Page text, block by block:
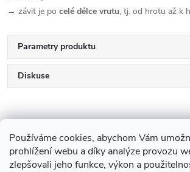
Používáme cookies, abychom Vám
prohlížení webu a díky analýze provozu
zlepšovali jeho funkce, výkon a
→ závit je po celé délce vrutu, tj. od hrotu až k
Parametry produktu
Diskuse